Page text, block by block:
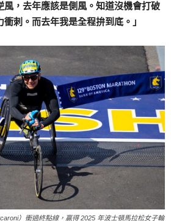
風，去年應該是側風。知道沒機會打破
刺。而去年我是全程拚到底。」
）衝過終點線，贏得 2025 年波士頓馬拉松女子輪